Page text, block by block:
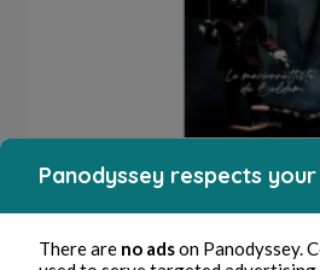
Chapitre 11
Panodyssey respects
There are no adson Panodyssey.